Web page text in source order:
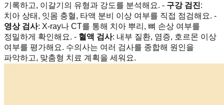
기록하고, 이갈기의 유형과 강도를 분석해요. - 구강 검진:
치아 상태, 잇몸 충혈, 타액 분비 이상 여부를 직접 점검해요. -
영상 검사: X-ray나 CT를 통해 치아 뿌리, 뼈 손상 여부를
정밀하게 확인해요. - 혈액 검사: 내부 질환, 염증, 호르몬 이상
여부를 평가해요. 수의사는 여러 검사를 종합해 원인을
파악하고, 맞춤형 치료 계획을 세워요.